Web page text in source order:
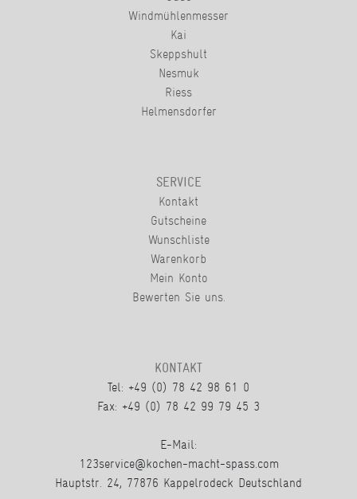
Windmühlenmesser
Kai
Skeppshult
Nesmuk
Riess
Helmensdorfer
SERVICE
Kontakt
Gutscheine
Wunschliste
Warenkorb
Mein Konto
Bewerten Sie uns.
KONTAKT
Tel: +49 (0) 78 42 98 61 0
Fax: +49 (0) 78 42 99 79 45 3
E-Mail:
123service@kochen-macht-spass.com
Hauptstr. 24, 77876 Kappelrodeck Deutschland